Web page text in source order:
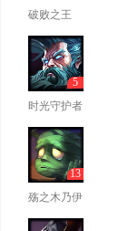
破败之王
时光守护者
5
殇之木乃伊
13